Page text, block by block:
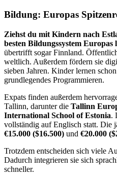
Bildung: Europas
Ziehst du mit Kindern nach
besten Bildungssystem
übertrifft sogar Finnland.
weltlich. Außerdem fördern sie
sieben Jahren. Kinder lernen
grundlegendes Programmieren.
Expats finden außerdem
Tallinn, darunter die Tallinn
International School of Estonia.
vollständig auf Englisch statt. Die
€15.000 ($16.500) und €20.000
Trotzdem entscheiden sich viele
Dadurch integrieren sie sich
schneller.